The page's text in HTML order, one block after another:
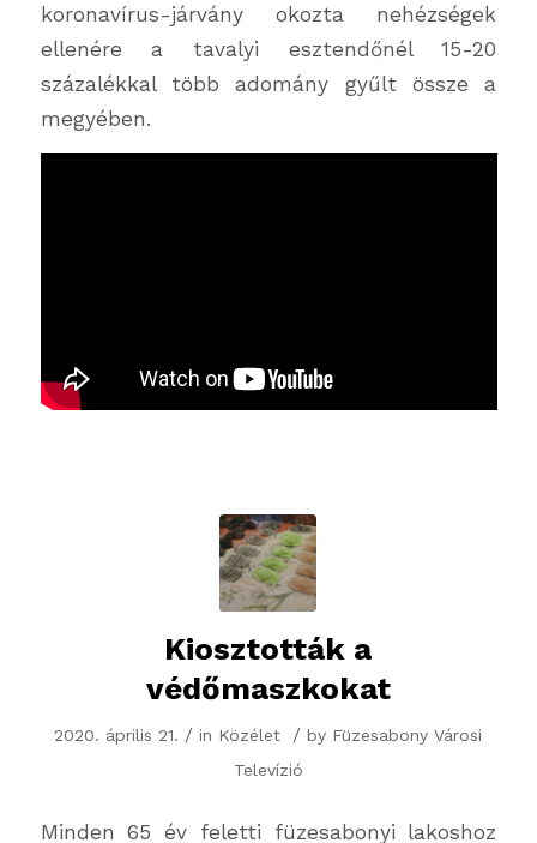
koronavírus-járvány okozta nehézségek
ellenére a tavalyi esztendőnél 15-20
százalékkal több adomány gyűlt össze a
megyében.
Kiosztották a
védőmaszkokat
2020. április 21. / in Közélet / by Füzesabony Városi
Televízió
Minden 65 év feletti füzesabonyi lakoshoz